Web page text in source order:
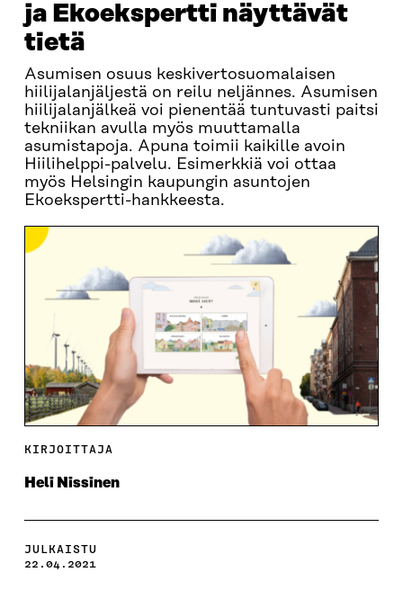
ja Ekoekspertti näyttävät
tietä
Asumisen osuus keskivertosuomalaisen
hiilijalanjäljestä on reilu neljännes. Asumisen
hiilijalanjälkeä voi pienentää tuntuvasti paitsi
tekniikan avulla myös muuttamalla
asumistapoja. Apuna toimii kaikille avoin
Hiilihelppi-palvelu. Esimerkkiä voi ottaa
myös Helsingin kaupungin asuntojen
Ekoekspertti-hankkeesta.
KIRJOITTAJA
Heli Nissinen
JULKAISTU
22.04.2021